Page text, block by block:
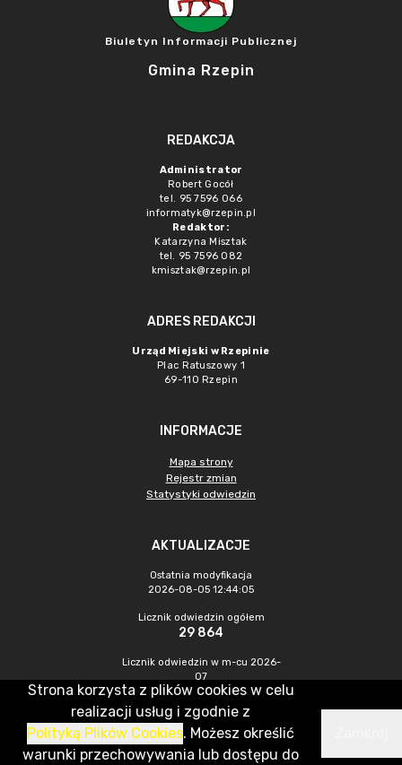
Biuletyn Informacji Publicznej
Gmina Rzepin
REDAKCJA
Administrator
Robert Gocół
tel. 95 7596 066
informatyk@rzepin.pl
Redaktor:
Katarzyna Misztak
tel. 95 7596 082
kmisztak@rzepin.pl
ADRES REDAKCJI
Urząd Miejski w Rzepinie
Plac Ratuszowy 1
69-110 Rzepin
INFORMACJE
Mapa strony
Rejestr zmian
Statystyki odwiedzin
AKTUALIZACJE
Ostatnia modyfikacja
2026-08-05 12:44:05
Licznik odwiedzin ogółem
29 864
Licznik odwiedzin w m-cu 2026-
07
354
CMS & Hosting: Nefeni Sp. z o.o.
Strona korzysta z plików cookies w celu
realizacji usług i zgodnie z
Polityką Plików Cookies. Możesz określić
warunki przechowywania lub dostępu do